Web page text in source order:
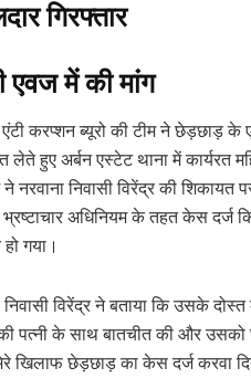
गिरफ्तार
में की मांग
एंटी करप्शन ब्यूरो की टीम ने छेड़छाड़
हुए अर्बन एस्टेट थाना में कार्यरत
नरवाना निवासी विरेंद्र की शिकायत
अधिनियम के तहत केस दर्ज
गया।
विरेंद्र ने बताया कि उसके
पत्नी के साथ बातचीत की और उसको
खिलाफ छेड़छाड़ का केस दर्ज करवा